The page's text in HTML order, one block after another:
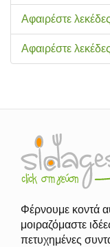
Αφαιρέστε
Αφαιρέστε
Φέρνουμε κοντά
μοιραζόμαστε
πετυχημένες